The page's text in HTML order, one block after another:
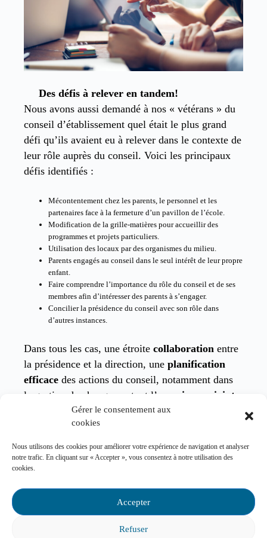
Gérer le consentement aux
cookies
Nous utilisons des cookies pour améliorer votre expérience de navigation et analyser
notre trafic. En cliquant sur « Accepter », vous consentez à notre utilisation des
cookies.
Accepter
Refuser
Des défis à relever en tandem!
Nous avons aussi demandé à nos « vétérans » du
conseil d’établissement quel était le plus grand
défi qu’ils avaient eu à relever dans le contexte de
leur rôle auprès du conseil. Voici les principaux
défis identifiés :
Mécontentement chez les parents, le personnel et les
partenaires face à la fermeture d’un pavillon de l’école.
Modification de la grille-matières pour accueillir des
programmes et projets particuliers.
Utilisation des locaux par des organismes du milieu.
Parents engagés au conseil dans le seul intérêt de leur propre
enfant.
Faire comprendre l’importance du rôle du conseil et de ses
membres afin d’intéresser des parents à s’engager.
Concilier la présidence du conseil avec son rôle dans
d’autres instances.
Dans tous les cas, une étroitecollaboration entre
la présidence et la direction, uneplanification
efficace des actions du conseil, notamment dans
la gestion du changement, et l’ exercice conjoint
d’un leadershippermettant de mettre les parties
prenantes en confiance a permis d’aborder
efficacement ces défis.
Une expérience enrichissante
La conduite des activités du conseil
soutenus et elle vient avec son lot de défis. Elle